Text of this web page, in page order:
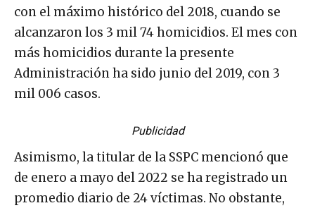
con el máximo histórico del 2018, cuando se
alcanzaron los 3 mil 74 homicidios. El mes con
más homicidios durante la presente
Administración ha sido junio del 2019, con 3
mil 006 casos.
Publicidad
Asimismo, la titular de la SSPC mencionó que
de enero a mayo del 2022 se ha registrado un
promedio diario de 24 víctimas. No obstante,